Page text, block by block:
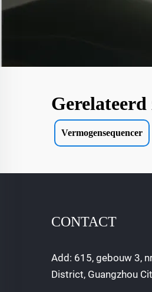
Gerelateerd
Vermogensequencer
CONTACT
Add: 615, gebouw 3,
District, Guangzhou